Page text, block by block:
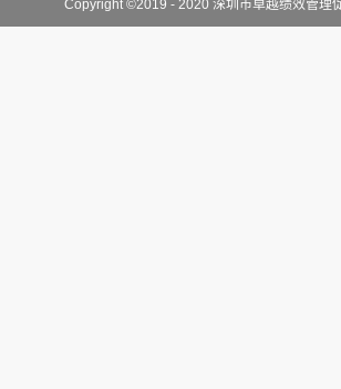
Copyright ©2019 - 2020 深圳市卓越绩效管理